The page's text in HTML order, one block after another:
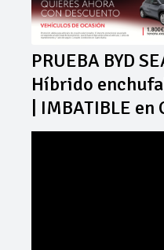
PRUEBA BYD
Híbrido
| IMBATIBLE